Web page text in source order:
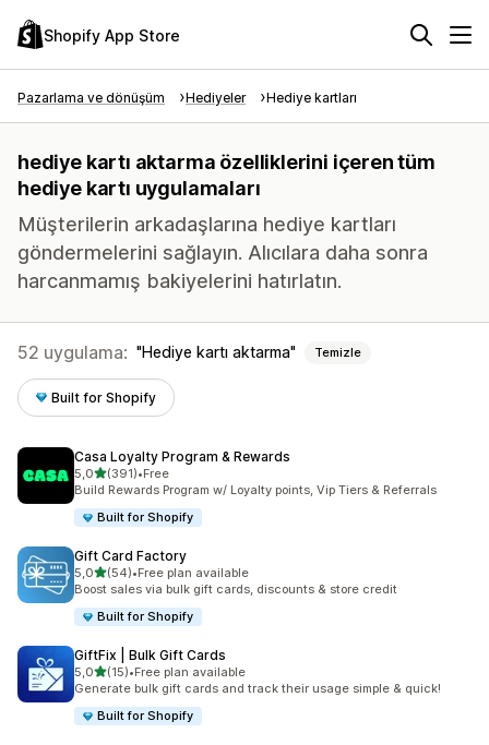
Shopify App Store
Pazarlama ve dönüşüm Hediyeler Hediye kartları
hediye kartı aktarma özelliklerini içeren tüm
hediye kartı uygulamaları
Müşterilerin arkadaşlarına hediye kartları
göndermelerini sağlayın. Alıcılara daha sonra
harcanmamış bakiyelerini hatırlatın.
52 uygulama: Hediye kartı aktarma Temizle
Built for Shopify
Casa Loyalty Program & Rewards
5,05 yıldız üzerinden
(391)
toplam 391 değerlendirme
•Free
Build Rewards Program w/ Loyalty points, Vip Tiers & Referrals
Built for Shopify
Gift Card Factory
5,05 yıldız üzerinden
(54)
toplam 54 değerlendirme
•Free plan available
Boost sales via bulk gift cards, discounts & store credit
Built for Shopify
GiftFix | Bulk Gift Cards
5,05 yıldız üzerinden
(15)
toplam 15 değerlendirme
•Free plan available
Generate bulk gift cards and track their usage simple & quick!
Built for Shopify